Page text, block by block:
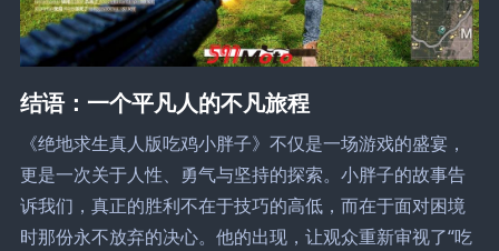
结语：一个平凡人的不凡旅程
《绝地求生真人版吃鸡小胖子》不仅是一场游戏的盛宴，
更是一次关于人性、勇气与坚持的探索。小胖子的故事告
诉我们，真正的胜利不在于技巧的高低，而在于面对困境
时那份永不放弃的决心。他的出现，让观众重新审视了“吃